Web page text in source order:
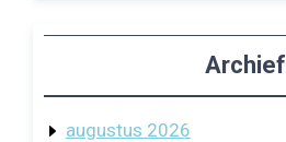
Archief
augustus 2026